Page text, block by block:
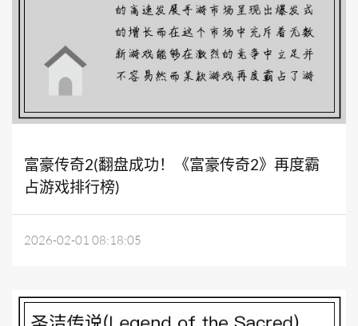
富豪传奇2(翻盘成功！《富豪传奇2》再度霸
占游戏排行榜)
2026-02-01 08:18:05